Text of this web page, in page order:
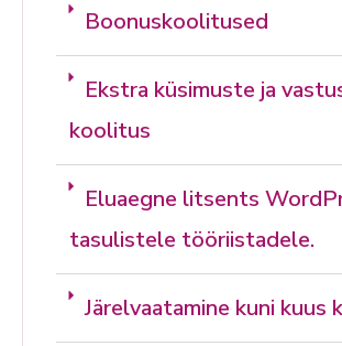
Boonuskoolitused
Ekstra küsimuste ja
koolitus
Eluaegne litsents
tasulistele tööriistadele.
Järelvaatamine kuni kuus